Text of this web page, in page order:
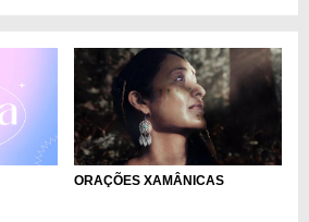
ORAÇÕES XAMÂNICAS